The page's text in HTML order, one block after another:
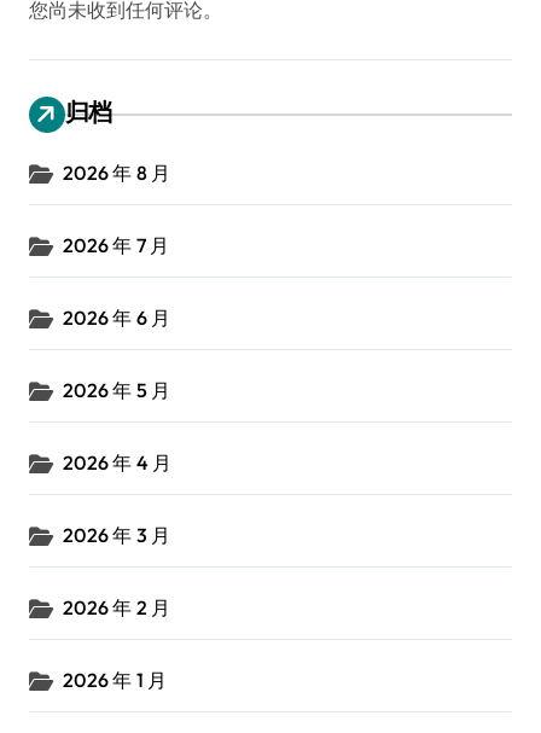
您尚未收到任何评论。
归档
2026 年 8 月
2026 年 7 月
2026 年 6 月
2026 年 5 月
2026 年 4 月
2026 年 3 月
2026 年 2 月
2026 年 1 月